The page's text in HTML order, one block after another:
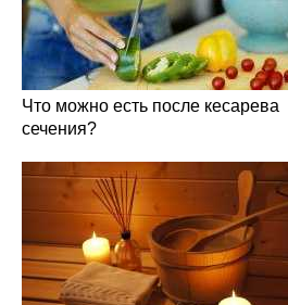
Что можно есть после кесарева
сечения?